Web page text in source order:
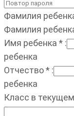
Фамилия
Фамилия
Имя ребенка * :
ребенка
Отчество* :
ребенка
Класс в